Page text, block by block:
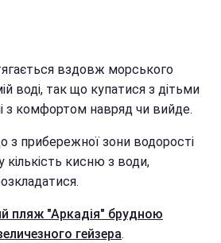
вздовж морського
воді, так що купатися з дітьми
з комфортом навряд чи вийде.
з прибережної зони водорості
кисню з води,
пляж "Аркадія" брудною
гейзера.